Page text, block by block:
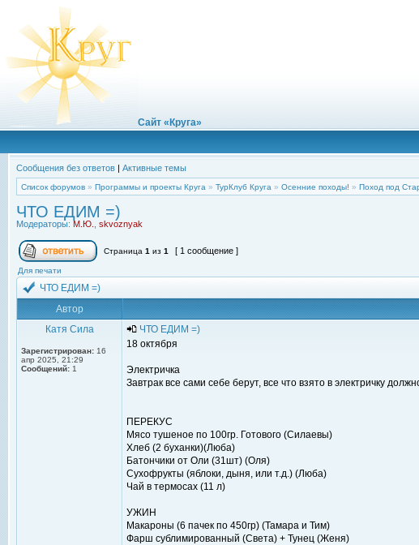
Сайт «Круга»
Сообщения без ответов | Активные темы
Список форумов » Программы и проекты Круга » ТурКлуб Круга » Осенние походы! » Поход под
ЧТО ЕДИМ =)
Модераторы: М.Ю. skvoznyak
Страница 1 из 1 [ 1 сообщение ]
Для печати
ЧТО ЕДИМ =)
Автор
Катя Сила
Зарегистрирован: 16
апр 2025, 21:29
Сообщений: 1
ЧТО ЕДИМ =)
18 октября
Электричка
Завтрак все сами себе берут, все что взято в электричку
ПЕРЕКУС
Мясо тушеное по 100гр. Готового (Силаевы)
Хлеб (2 буханки)(Люба)
Батончики от Оли (31шт) (Оля)
Сухофрукты (яблоки, дыня, или т.д.) (Люба)
Чай в термосах (11 л)
УЖИН
Макароны (6 пачек по 450гр) (Тамара и Тим)
Фарш сублимированный (Света) + Тунец (Женя)